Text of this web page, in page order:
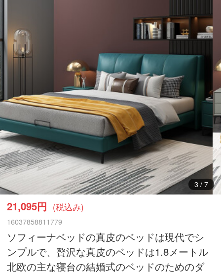
3/ 7
21,095円 (税込み)
16037858811779
ソフィーナベッドの真皮のベッドは現代でシ
ンプルで、贅沢な真皮のベッドは1.8メートル
北欧の主な寝台の結婚式のベッドのためのダ